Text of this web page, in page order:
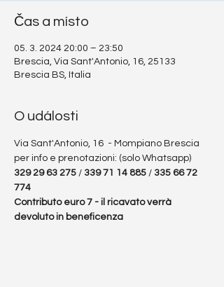
Čas a místo
05. 3. 2024 20:00 – 23:50
Brescia, Via Sant'Antonio, 16, 25133
Brescia BS, Italia
O události
Via Sant'Antonio, 16  - Mompiano Brescia
per info e prenotazioni: (solo Whatsapp)
329 29 63 275 / 339 71 14 885 / 335 66 72
774
Contributo euro 7 - il ricavato verrà
devoluto in beneficenza